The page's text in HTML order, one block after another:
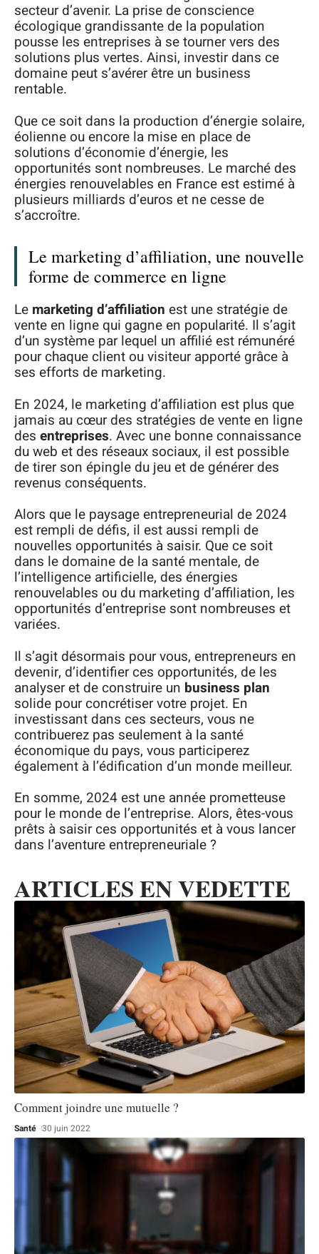
secteur d’avenir. La prise de conscience
écologique grandissante de la population
pousse les entreprises à se tourner vers des
solutions plus vertes. Ainsi, investir dans ce
domaine peut s’avérer être un business
rentable.
Que ce soit dans la production d’énergie solaire,
éolienne ou encore la mise en place de
solutions d’économie d’énergie, les
opportunités sont nombreuses. Le marché des
énergies renouvelables en France est estimé à
plusieurs milliards d’euros et ne cesse de
s’accroître.
Le marketing d’affiliation, une nouvelle
forme de commerce en ligne
Le marketing d’affiliation est une stratégie de
vente en ligne qui gagne en popularité. Il s’agit
d’un système par lequel un affilié est rémunéré
pour chaque client ou visiteur apporté grâce à
ses efforts de marketing.
En 2024, le marketing d’affiliation est plus que
jamais au cœur des stratégies de vente en ligne
des entreprises. Avec une bonne connaissance
du web et des réseaux sociaux, il est possible
de tirer son épingle du jeu et de générer des
revenus conséquents.
Alors que le paysage entrepreneurial de 2024
est rempli de défis, il est aussi rempli de
nouvelles opportunités à saisir. Que ce soit
dans le domaine de la santé mentale, de
l’intelligence artificielle, des énergies
renouvelables ou du marketing d’affiliation, les
opportunités d’entreprise sont nombreuses et
variées.
Il s’agit désormais pour vous, entrepreneurs en
devenir, d’identifier ces opportunités, de les
analyser et de construire un business plan
solide pour concrétiser votre projet. En
investissant dans ces secteurs, vous ne
contribuerez pas seulement à la santé
économique du pays, vous participerez
également à l’édification d’un monde meilleur.
En somme, 2024 est une année prometteuse
pour le monde de l’entreprise. Alors, êtes-vous
prêts à saisir ces opportunités et à vous lancer
dans l’aventure entrepreneuriale ?
ARTICLES EN VEDETTE
Comment joindre une mutuelle ?
Santé 30 juin 2022